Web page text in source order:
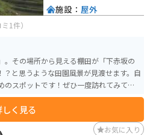
ミ1件）
。その場所から見える棚田が「下赤坂の
と思うような田園風景が見渡せます。自
スポットです！ぜひ一度訪れてみてく
しく見る
施設： 屋外
お気に入り